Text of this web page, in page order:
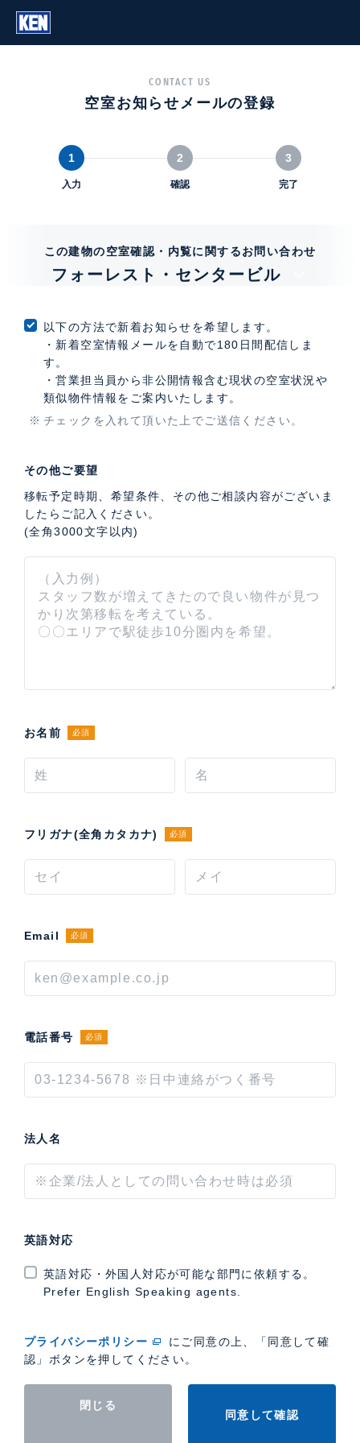
CONTACT US
空室お知らせメールの登録
1
入力
2
確認
3
完了
この建物の空室確認・内覧に関するお問い合わせ
フォーレスト・センタービル
以下の方法で新着お知らせを希望します。
・新着空室情報メールを自動で180日間配信しま
す。
・営業担当員から非公開情報含む現状の空室状況や
類似物件情報をご案内いたします。
チェックを入れて頂いた上でご送信ください。
その他ご要望
移転予定時期、希望条件、その他ご相談内容がございま
したらご記入ください。
(全角3000文字以内)
お名前 必須
フリガナ(全角カタカナ) 必須
Email 必須
電話番号 必須
法人名
英語対応
英語対応・外国人対応が可能な部門に依頼する。
Prefer English Speaking agents.
プライバシーポリシー
にご同意の上、「同意して確
認」ボタンを押してください。
閉じる
同意して確認